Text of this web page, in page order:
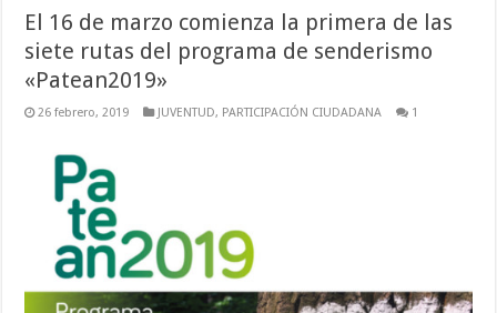
El 16 de marzo comienza la primera de las
siete rutas del programa de senderismo
«Patean2019»
26 febrero, 2019 JUVENTUD, PARTICIPACIÓN CIUDADANA 1